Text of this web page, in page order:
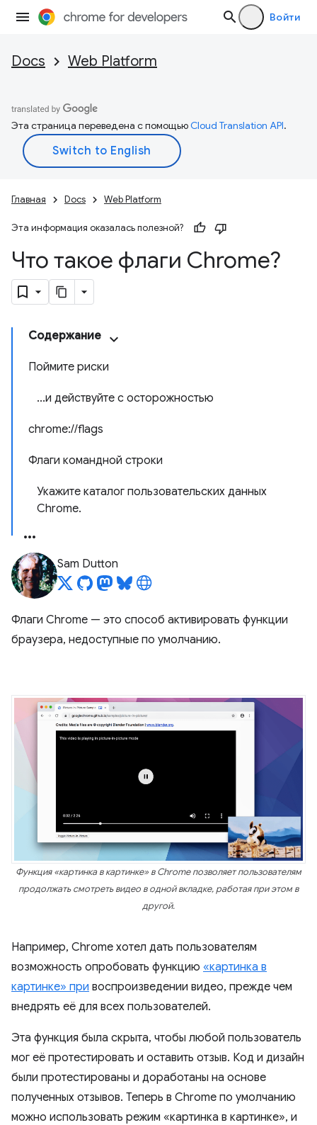
Войти
Docs Web Platform
Эта страница переведена с помощьюCloud Translation API.
Главная Docs Web Platform
Эта информация оказалась полезной?
Что такое флаги Chrome?
Содержание
Поймите риски
...и действуйте с осторожностью
chrome://flags
Флаги командной строки
Укажите каталог пользовательских данных
Chrome.
Sam Dutton
Флаги Chrome — это способ активировать функции
браузера, недоступные по умолчанию.
Функция «картинка в картинке» в Chrome позволяет пользователям
продолжать смотреть видео в одной вкладке, работая при этом в
другой.
Например, Chrome хотел дать пользователям
возможность опробовать функцию «картинка в
картинке» при воспроизведении видео, прежде чем
внедрять её для всех пользователей.
Эта функция была скрыта, чтобы любой пользователь
мог её протестировать и оставить отзыв. Код и дизайн
были протестированы и доработаны на основе
полученных отзывов. Теперь в Chrome по умолчанию
можно использовать режим «картинка в картинке», и